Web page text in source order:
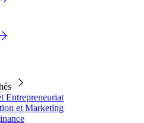
Entrepreneuriat
et Marketing